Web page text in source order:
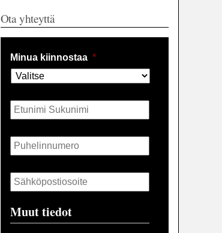
Ota yhteyttä
Minua kiinnostaa *
Nimi *
Puhelin *
Sähköposti *
Muut tiedot